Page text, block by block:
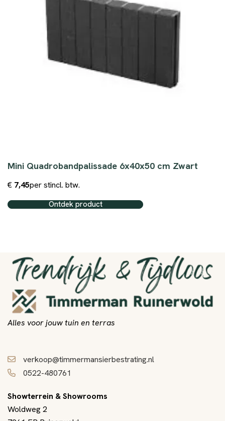
Mini Quadrobandpalissade 6x40x50 cm Zwart
€ 7,45per stincl. btw.
Ontdek product
Alles voor jouw tuin en terras
verkoop@timmermansierbestrating.nl
0522-480761
Showterrein & Showrooms
Woldweg 2